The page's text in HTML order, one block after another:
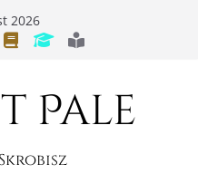
2026
Pale